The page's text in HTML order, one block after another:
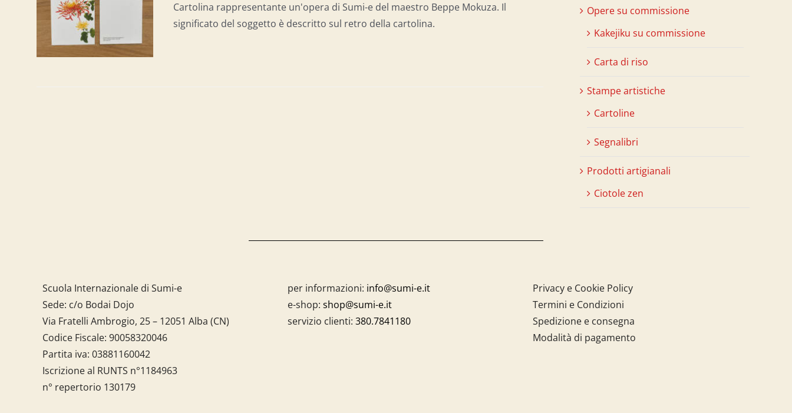
Cartolina rappresentante un'opera di Sumi-e del maestro Beppe Mokuza. Il
significato del soggetto è descritto sul retro della cartolina.
Opere su commissione
Kakejiku su commissione
Carta di riso
Stampe artistiche
Cartoline
Segnalibri
Prodotti artigianali
Ciotole zen
Scuola Internazionale di Sumi-e
Sede: c/o Bodai Dojo
Via Fratelli Ambrogio, 25 – 12051 Alba (CN)
Codice Fiscale: 90058320046
Partita iva: 03881160042
Iscrizione al RUNTS n°1184963
n° repertorio 130179
per informazioni: info@sumi-e.it
e-shop: shop@sumi-e.it
servizio clienti: 380.7841180
Privacy e Cookie Policy
Termini e Condizioni
Spedizione e consegna
Modalità di pagamento